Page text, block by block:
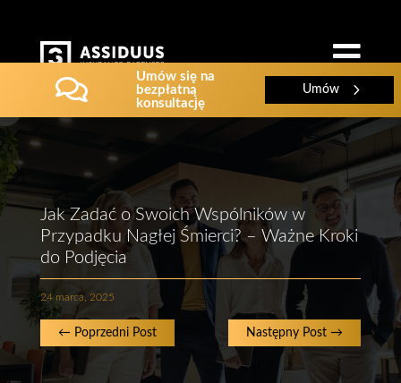


Umów się na
bezpłatną
konsultację
Umów
Jak Zadać o Swoich Wspólników w
Przypadku Nagłej Śmierci? – Ważne Kroki
do Podjęcia
24 marca, 2025
← Poprzedni Post Następny Post →